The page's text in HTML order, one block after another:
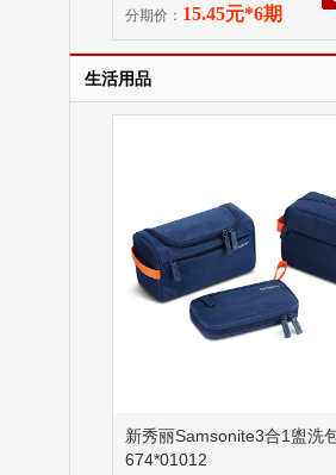
分期价： 15.45元*6期
生活用品
新秀丽Samsonite3合1盥洗
674*01012